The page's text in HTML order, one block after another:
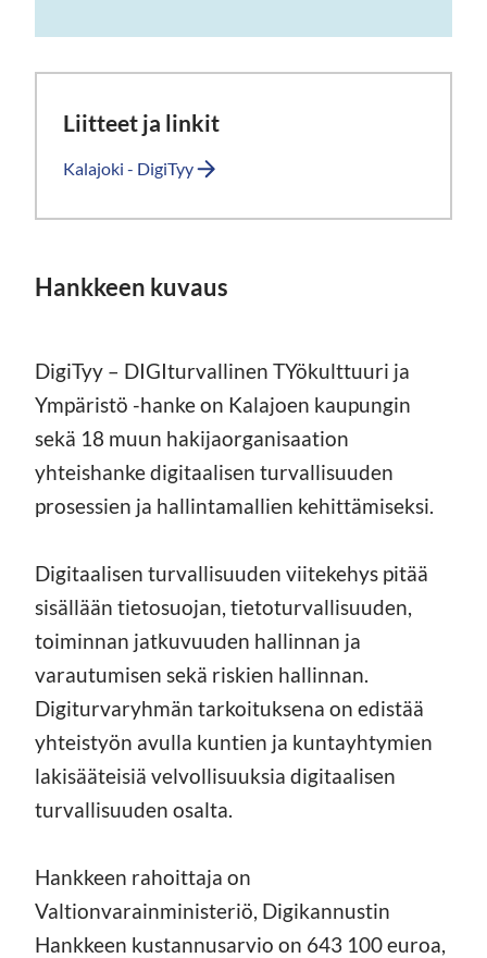
Liitteet ja linkit
Kalajoki - DigiTyy
Hankkeen kuvaus
DigiTyy – DIGIturvallinen TYökulttuuri ja
Ympäristö -hanke on Kalajoen kaupungin
sekä 18 muun hakijaorganisaation
yhteishanke digitaalisen turvallisuuden
prosessien ja hallintamallien kehittämiseksi.
Digitaalisen turvallisuuden viitekehys pitää
sisällään tietosuojan, tietoturvallisuuden,
toiminnan jatkuvuuden hallinnan ja
varautumisen sekä riskien hallinnan.
Digiturvaryhmän tarkoituksena on edistää
yhteistyön avulla kuntien ja kuntayhtymien
lakisääteisiä velvollisuuksia digitaalisen
turvallisuuden osalta.
Hankkeen rahoittaja on
Valtionvarainministeriö, Digikannustin
Hankkeen kustannusarvio on 643 100 euroa,